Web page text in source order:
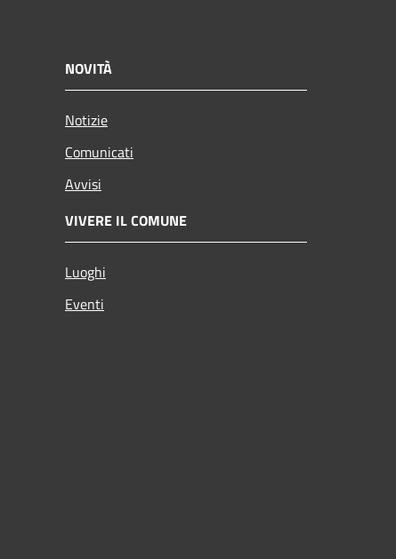
NOVITÀ
Notizie
Comunicati
Avvisi
VIVERE IL COMUNE
Luoghi
Eventi